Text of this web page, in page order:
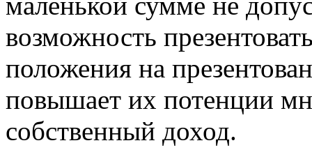
возможность
положения на
повышает их потенции
собственный доход.